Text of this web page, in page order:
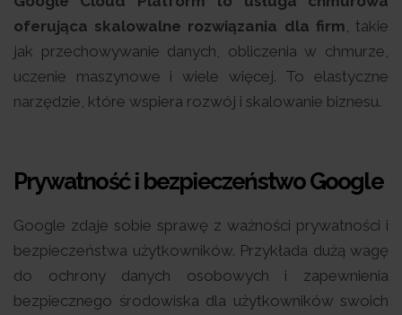
oferująca skalowalne rozwiązania dla firm , takie
jak przechowywanie danych, obliczenia w chmurze,
uczenie maszynowe i wiele więcej. To elastyczne
narzędzie, które wspiera rozwój i skalowanie biznesu.
Prywatność i bezpieczeństwo Google
Google zdaje sobie sprawę z ważności prywatności i
bezpieczeństwa użytkowników. Przykłada dużą wagę
do ochrony danych osobowych i zapewnienia
bezpiecznego środowiska dla użytkowników swoich